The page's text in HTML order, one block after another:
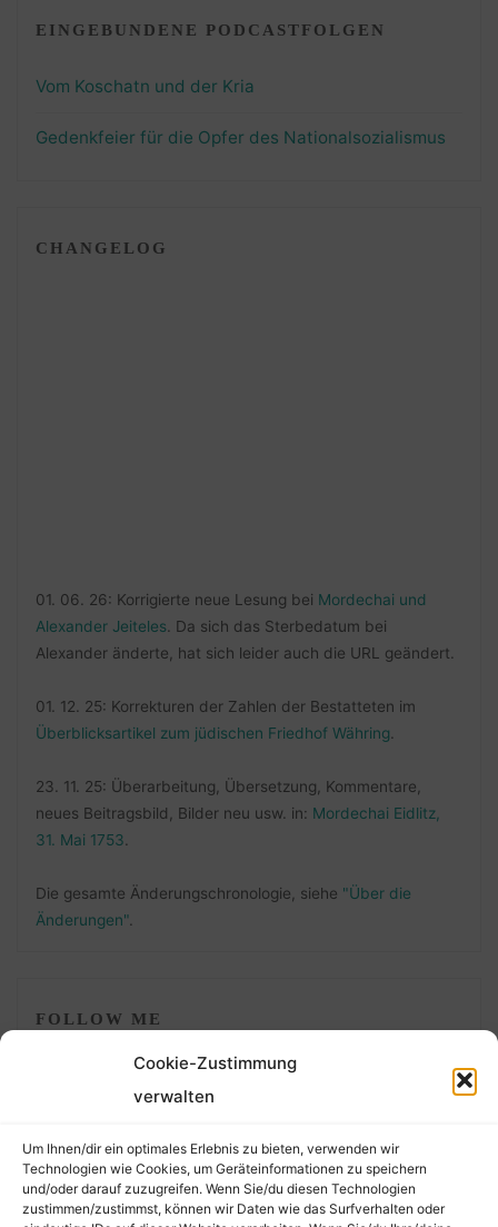
Cookie-Zustimmung
verwalten
Um Ihnen/dir ein optimales Erlebnis zu bieten, verwenden wir
Technologien wie Cookies, um Geräteinformationen zu speichern
und/oder darauf zuzugreifen. Wenn Sie/du diesen Technologien
zustimmen/zustimmst, können wir Daten wie das Surfverhalten oder
EINGEBUNDENE PODCASTFOLGEN
Vom Koschatn und der Kria
Gedenkfeier für die Opfer des Nationalsozialismus
CHANGELOG
01. 06. 26: Korrigierte neue Lesung bei Mordechai und
Alexander Jeiteles. Da sich das Sterbedatum bei
Alexander änderte, hat sich leider auch die URL geändert.
01. 12. 25: Korrekturen der Zahlen der Bestatteten im
Überblicksartikel zum jüdischen Friedhof Währing.
23. 11. 25: Überarbeitung, Übersetzung, Kommentare,
neues Beitragsbild, Bilder neu usw. in: Mordechai Eidlitz,
31. Mai 1753.
Die gesamte Änderungschronologie, siehe "Über die
Änderungen".
FOLLOW ME